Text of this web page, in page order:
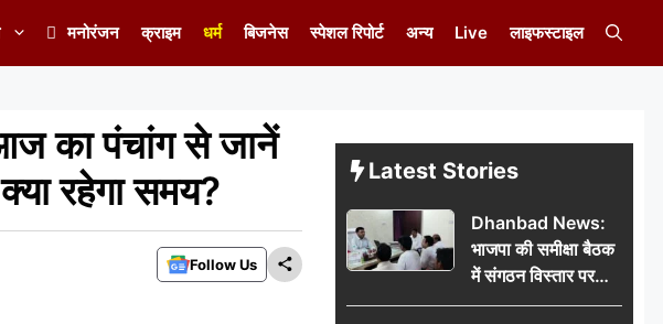
मनोरंजन क्राइम धर्म बिजनेस स्पेशल रिपोर्ट अन्य Live लाइफस्टाइल
का पंचांग से जानें
रहेगा समय?
Follow Us
Latest Stories
Dhanbad News:
भाजपा की समीक्षा बैठक
में संगठन विस्तार पर
मंथन, बीडीओ से